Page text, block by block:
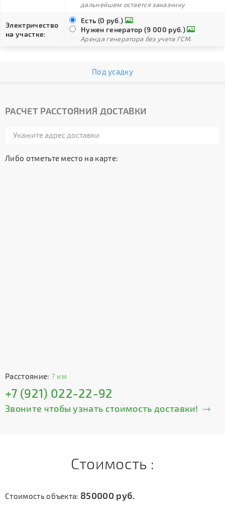
дальнейшем остается заказчику
Электричество
на участке:
Есть (0 руб.)
Нужен генератор (9 000 руб.)
Аренда генератора без учета ГСМ.
Под усадку
РАСЧЕТ РАССТОЯНИЯ ДОСТАВКИ
Либо отметьте место на карте:
Расстояние: ? км
+7 (921) 022-22-92
Звоните чтобы узнать стоимость доставки!
Стоимость :
Стоимость объекта: 850000 руб.